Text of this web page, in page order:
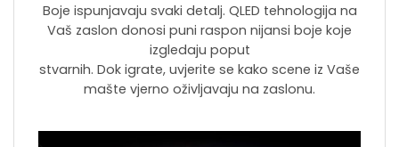
Boje ispunjavaju svaki detalj. QLED tehnologija na
Vaš zaslon donosi puni raspon nijansi boje koje
izgledaju poput
stvarnih. Dok igrate, uvjerite se kako scene iz Vaše
mašte vjerno oživljavaju na zaslonu.